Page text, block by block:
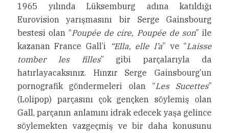
1965 yılında Lüksemburg adına katıldığı
Eurovision yarışmasını bir Serge Gainsbourg
bestesi olan “Poupée de cire, Poupée de son” ile
kazanan France Gall’i
“Ella, elle l’a” ve “Laisse
tomber les filles” gibi parçalarıyla da
hatırlayacaksınız. Hınzır Serge Gainsbourg’un
pornografik göndermeleri olan “Les Sucettes”
(Lolipop) parçasını çok gençken söylemiş olan
Gall, parçanın anlamını idrak edecek yaşa gelince
söylemekten vazgeçmiş ve bir daha konusunu